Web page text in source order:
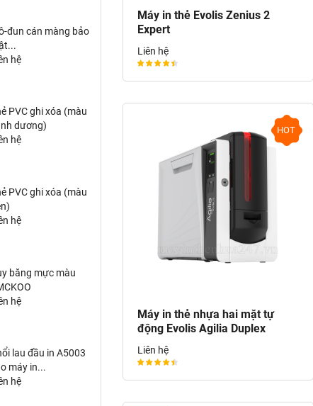
đun cán màng bảo
hệ
PVC ghi xóa (màu
dương)
hệ
PVC ghi xóa (màu
hệ
băng mực màu
hệ
lau đầu in A5003
máy in...
hệ
Máy in thẻ Evolis Zenius 2
Expert
Liên hệ
HOT
Máy in thẻ nhựa hai mặt tự
động Evolis Agilia Duplex
Liên hệ